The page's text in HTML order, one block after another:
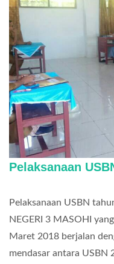
Pelaksanaan
Pelaksanaan USBN
NEGERI 3 MASOHI
Maret 2018 berjalan
mendasar antara USBN